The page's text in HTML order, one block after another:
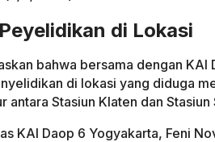
di Lokasi
bahwa bersama dengan
di lokasi yang diduga
antara Stasiun Klaten dan Stasiun
KAI Daop 6 Yogyakarta, Feni